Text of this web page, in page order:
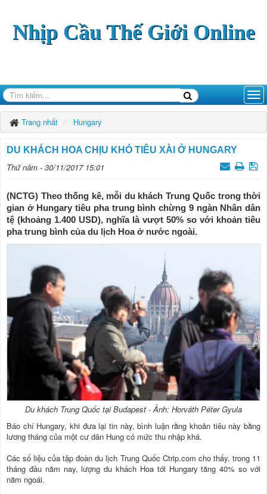
Nhịp Cầu Thế Giới Online
Trang nhất Hungary
DU KHÁCH HOA CHỊU KHÓ TIÊU XÀI Ở HUNGARY
Thứ năm - 30/11/2017 15:01
(NCTG) Theo thống kê, mỗi du khách Trung Quốc trong thời
gian ở Hungary tiêu pha trung bình chừng 9 ngàn Nhân dân
tệ (khoảng 1.400 USD), nghĩa là vượt 50% so với khoản tiêu
pha trung bình của du lịch Hoa ở nước ngoài.
Du khách Trung Quốc tại Budapest - Ảnh: Horváth Péter Gyula
Báo chí Hungary, khi đưa lại tin này, bình luận rằng khoản tiêu này bằng
lương tháng của một cư dân Hung có mức thu nhập khá.
Các số liệu của tập đoàn du lịch Trung Quốc Ctrip.com cho thấy, trong 11
tháng đầu năm nay, lượng du khách Hoa tới Hungary tăng 40% so với
năm ngoái.